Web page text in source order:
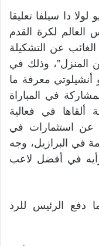
دا سيلفا تعليقا
لكرة القدم
الغائب عن التشكيلة
المنزل”، وذلك في
‌أنشيلوتي معرفة ما
في المباراة
ألقاها في فعالية
عن استثمارات في
في البرازيل، وجه
في أفضل لاعب
دفع ⁠الرئيس للرد